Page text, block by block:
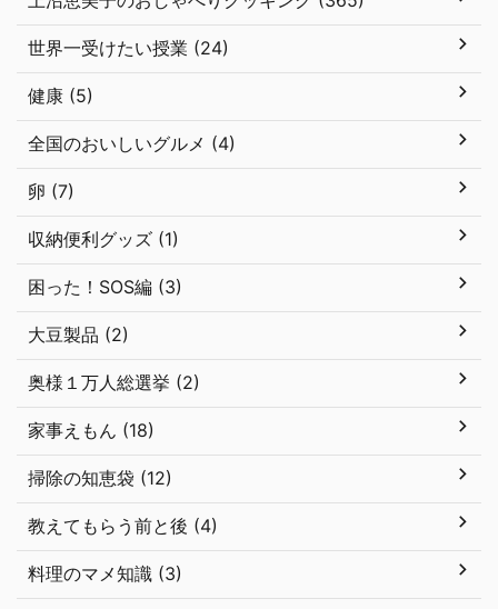
世界一受けたい授業 (24)
健康 (5)
全国のおいしいグルメ (4)
卵 (7)
収納便利グッズ (1)
困った！SOS編 (3)
大豆製品 (2)
奥様１万人総選挙 (2)
家事えもん (18)
掃除の知恵袋 (12)
教えてもらう前と後 (4)
料理のマメ知識 (3)